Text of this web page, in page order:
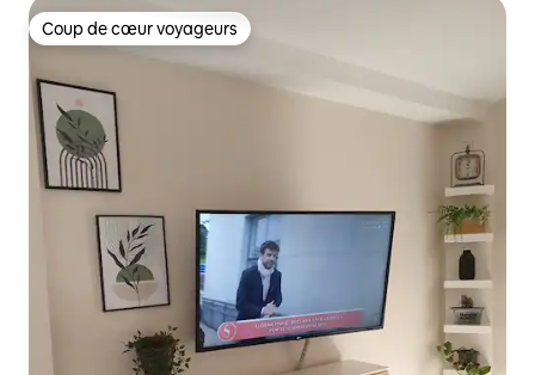
Coup de cœur voyageurs
Coup de cœur voyageurs